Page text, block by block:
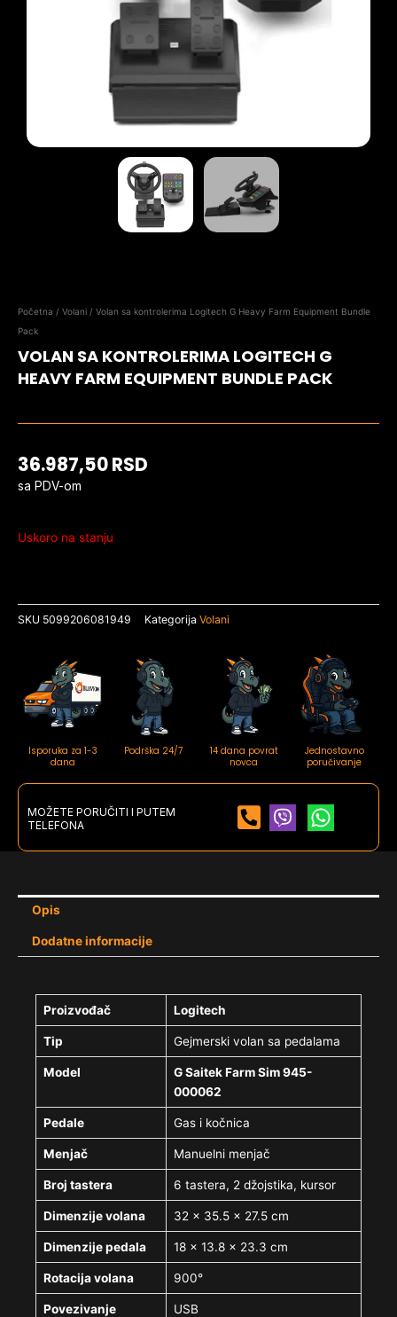
Početna / Volani / Volan sa kontrolerima Logitech G Heavy Farm Equipment Bundle
Pack
VOLAN SA KONTROLERIMA LOGITECH G
HEAVY FARM EQUIPMENT BUNDLE PACK
36.987,50RSD
sa PDV-om
Uskoro na stanju
SKU 5099206081949 Kategorija Volani
Isporuka za 1-3
dana
Podrška 24/7
14 dana povrat
novca
Jednostavno
poručivanje
MOŽETE PORUČITI I PUTEM
TELEFONA
Opis
Dodatne informacije
Proizvođač Logitech
Tip Gejmerski volan sa pedalama
Model
G Saitek Farm Sim 945-
000062
Pedale Gas i kočnica
Menjač Manuelni menjač
Broj tastera 6 tastera, 2 džojstika, kursor
Dimenzije volana 32 x 35.5 x 27.5 cm
Dimenzije pedala 18 x 13.8 x 23.3 cm
Rotacija volana 900°
Povezivanje USB